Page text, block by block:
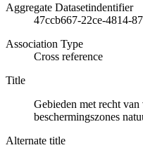
Aggregate Datasetindentifier
47ccb667-22ce-4814-
Association Type
Cross reference
Title
Gebieden met recht
beschermingszones
Alternate title